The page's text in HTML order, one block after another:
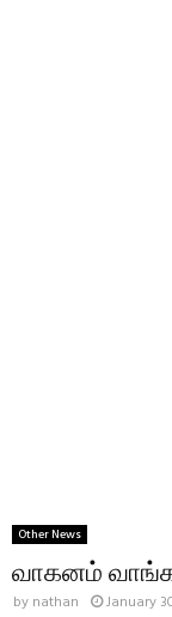
Other News
வாகனம்
by nathan January